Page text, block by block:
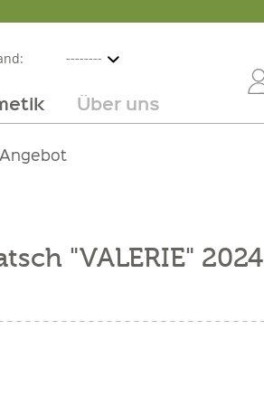
Über uns
"VALERIE" 2024